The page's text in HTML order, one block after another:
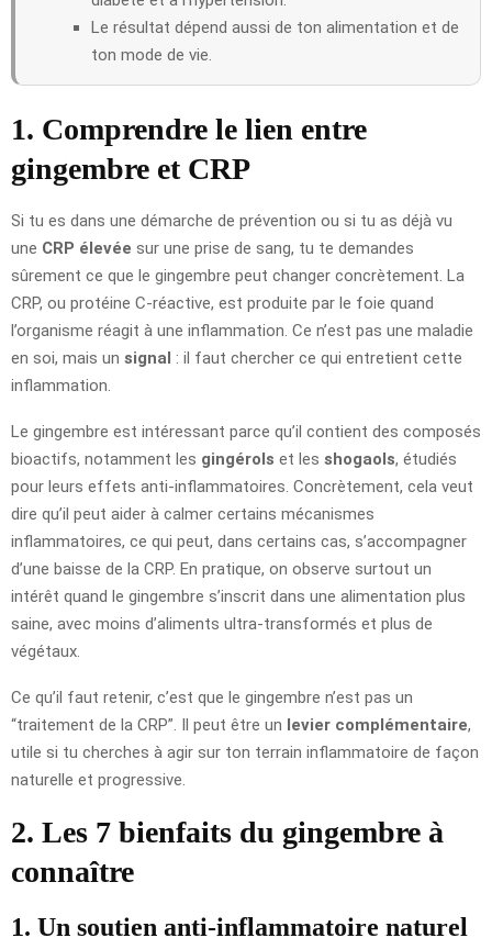
Le résultat dépend aussi de ton alimentation et de
ton mode de vie.
1. Comprendre le lien entre
gingembre et CRP
Si tu es dans une démarche de prévention ou si tu as déjà vu
une CRP élevée sur une prise de sang, tu te demandes
sûrement ce que le gingembre peut changer concrètement. La
CRP, ou protéine C-réactive, est produite par le foie quand
l’organisme réagit à une inflammation. Ce n’est pas une maladie
en soi, mais un signal : il faut chercher ce qui entretient cette
inflammation.
Le gingembre est intéressant parce qu’il contient des composés
bioactifs, notamment les gingérols et les shogaols, étudiés
pour leurs effets anti-inflammatoires. Concrètement, cela veut
dire qu’il peut aider à calmer certains mécanismes
inflammatoires, ce qui peut, dans certains cas, s’accompagner
d’une baisse de la CRP. En pratique, on observe surtout un
intérêt quand le gingembre s’inscrit dans une alimentation plus
saine, avec moins d’aliments ultra-transformés et plus de
végétaux.
Ce qu’il faut retenir, c’est que le gingembre n’est pas un
“traitement de la CRP”. Il peut être un levier complémentaire,
utile si tu cherches à agir sur ton terrain inflammatoire de façon
naturelle et progressive.
2. Les 7 bienfaits du gingembre à
connaître
1. Un soutien anti-inflammatoire naturel